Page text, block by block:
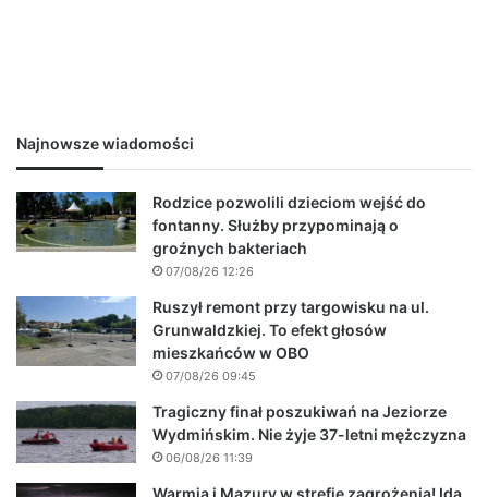
Najnowsze wiadomości
Rodzice pozwolili dzieciom wejść do
fontanny. Służby przypominają o
groźnych bakteriach
07/08/26 12:26
Ruszył remont przy targowisku na ul.
Grunwaldzkiej. To efekt głosów
mieszkańców w OBO
07/08/26 09:45
Tragiczny finał poszukiwań na Jeziorze
Wydmińskim. Nie żyje 37-letni mężczyzna
06/08/26 11:39
Warmia i Mazury w strefie zagrożenia! Idą